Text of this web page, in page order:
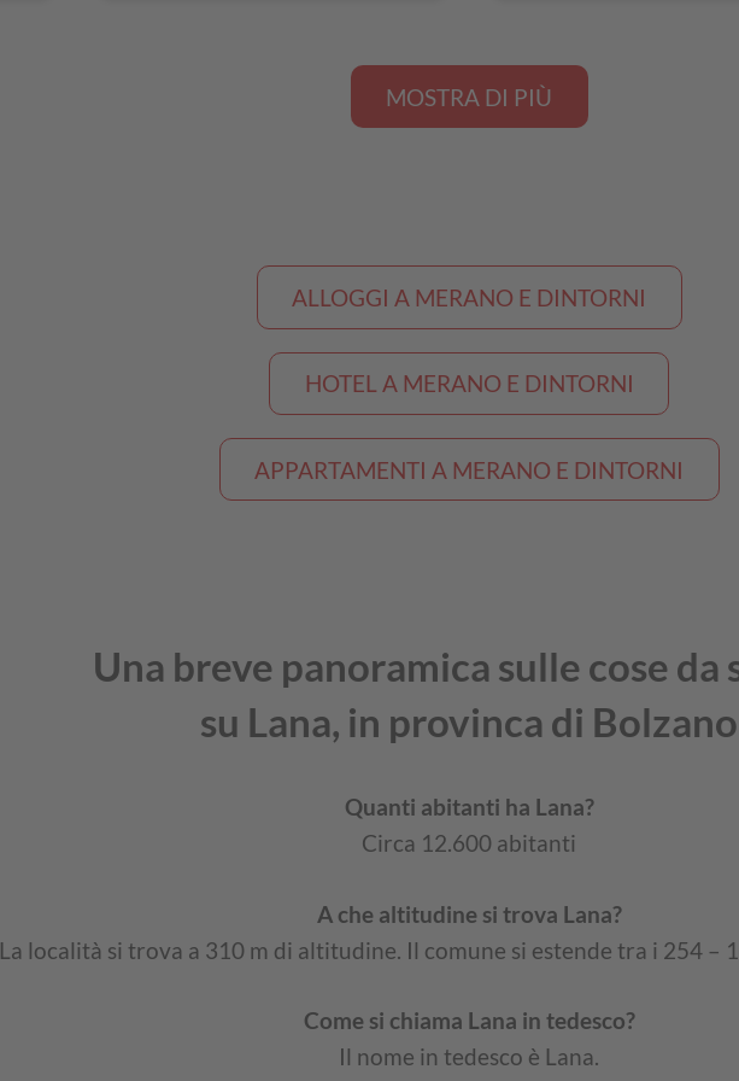
MOSTRA DI PIÙ
ALLOGGI A MERANO E DINTORNI
HOTEL A MERANO E DINTORNI
APPARTAMENTI A MERANO E DINTORNI
Una breve panoramica sulle cose da
su Lana, in provinca di Bolzano
Quanti abitanti ha Lana?
Circa 12.600 abitanti
A che altitudine si trova Lana?
La località si trova a 310 m di altitudine. Il comune si estende tra i 254 –
Come si chiama Lana in tedesco?
Il nome in tedesco è Lana.